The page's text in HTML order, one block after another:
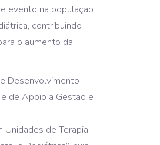
evento na população
contribuindo
o aumento da
Desenvolvimento
de Apoio a Gestão e
Unidades de Terapia